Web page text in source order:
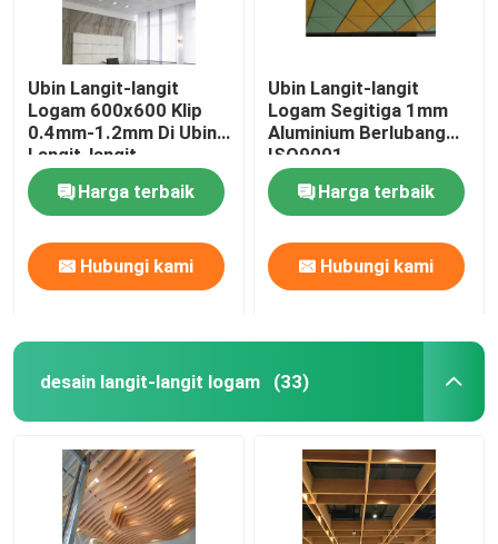
Rumah
Produk
Video
Tentang kami
Ubin Langit-langit
Logam 600x600 Klip
0.4mm-1.2mm Di Ubin
Langit-langit
Harga terbaik
Hubungi kami
Ubin Langit-langit
Logam Segitiga 1mm
Aluminium Berlubang
ISO9001
Harga terbaik
Hubungi kami
desain langit-langit logam (33)